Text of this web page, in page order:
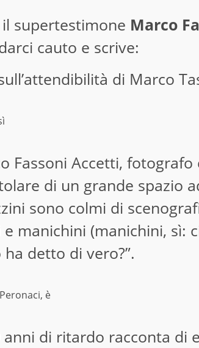
supertestimone Marco
cauto e scrive:
di Marco
Fassoni Accetti,
di un grande spazio
sono colmi di
manichini (manichini, sì:
detto di vero?”.
è
anni di ritardo racconta di